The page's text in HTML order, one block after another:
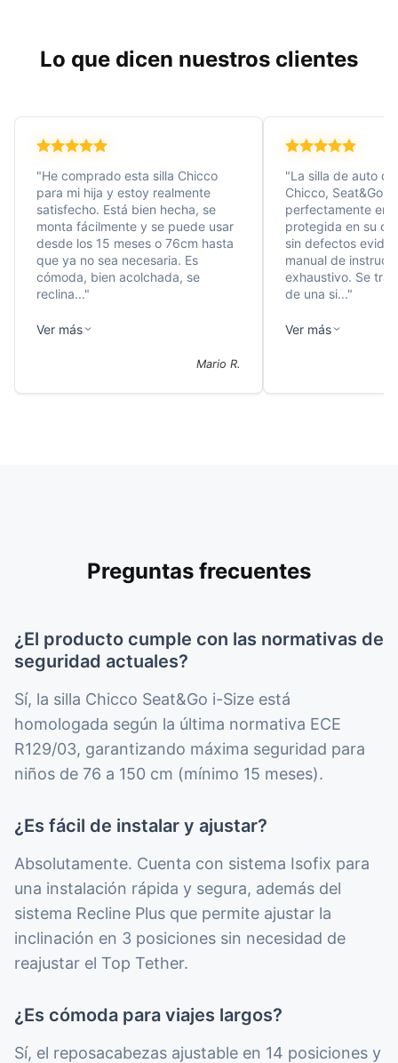
Lo que dicen nuestros clientes
"He comprado esta silla Chicco
para mi hija y estoy realmente
satisfecho. Está bien hecha, se
monta fácilmente y se puede usar
desde los 15 meses o 76cm hasta
que ya no sea necesaria. Es
cómoda, bien acolchada, se
reclina..."
Ver más
Mario R.
"La silla de auto
Chicco, Seat&Go
perfectamente
protegida en su
sin defectos
manual de
exhaustivo. Se
de una si..."
Ver más
Preguntas frecuentes
¿El producto cumple con las normativas de
seguridad actuales?
Sí, la silla Chicco Seat&Go i-Size está
homologada según la última normativa ECE
R129/03, garantizando máxima seguridad para
niños de 76 a 150 cm (mínimo 15 meses).
¿Es fácil de instalar y ajustar?
Absolutamente. Cuenta con sistema Isofix para
una instalación rápida y segura, además del
sistema Recline Plus que permite ajustar la
inclinación en 3 posiciones sin necesidad de
reajustar el Top Tether.
¿Es cómoda para viajes largos?
Sí, el reposacabezas ajustable en 14 posiciones y